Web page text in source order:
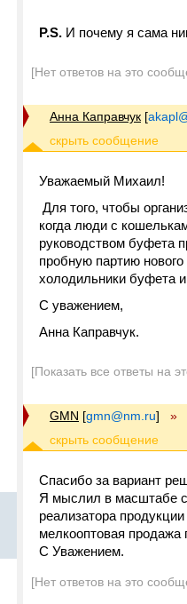
P.S. И почему я сама
[Нет ответов на это
Анна Каправчук [
Уважаемый Михаил!
Для того, чтобы
когда люди с
руководством буфета
пробную партию
холодильники буфета
С уважением,
Анна Каправчук.
[Показать все ответы на
GMN [gmn@nm.ru] »
Спасибо за вариант
Я мыслил в масштабе
реализатора
мелкооптовая продажа
С Уважением.
[Нет ответов на это